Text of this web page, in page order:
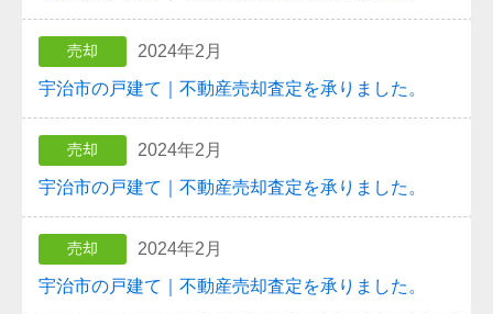
売却 2024年2月
宇治市の戸建て｜不動産売却査定を承りました。
売却 2024年2月
宇治市の戸建て｜不動産売却査定を承りました。
売却 2024年2月
宇治市の戸建て｜不動産売却査定を承りました。